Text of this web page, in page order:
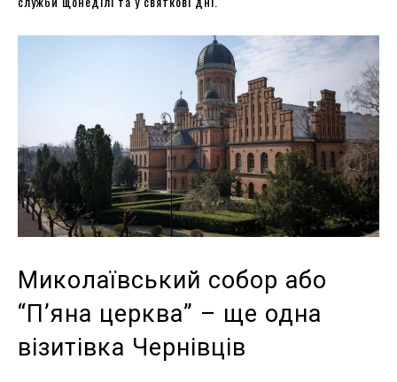
Миколаївський собор або
“П’яна церква” – ще одна
візитівка Чернівців